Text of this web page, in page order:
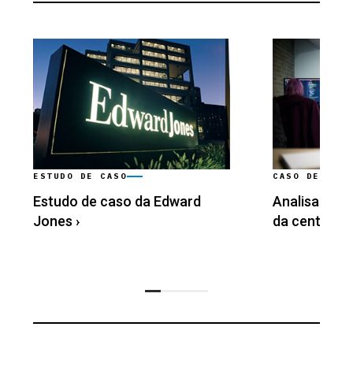
ESTUDO DE CASO
Estudo de caso da Edward
Jones ›
CASO DE USO
Analisando
da central